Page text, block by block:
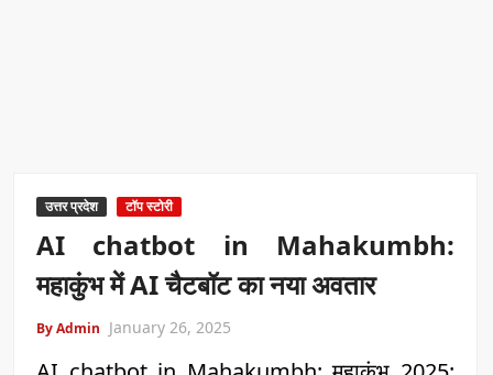
उत्तर प्रदेश टॉप स्टोरी
AI chatbot in Mahakumbh:
महाकुंभ में AI चैटबॉट का नया अवतार
By Admin January 26, 2025